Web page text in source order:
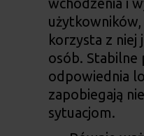
wchodzenia i
korzysta z niej
osób. Stabilne
odpowiednia
zapobiegają
sytuacjom.